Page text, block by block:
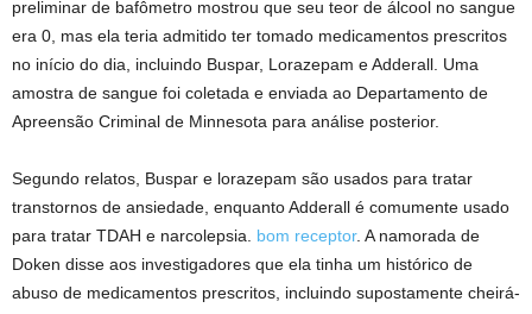
preliminar de bafômetro mostrou que seu teor de álcool no sangue
era 0, mas ela teria admitido ter tomado medicamentos prescritos
no início do dia, incluindo Buspar, Lorazepam e Adderall. Uma
amostra de sangue foi coletada e enviada ao Departamento de
Apreensão Criminal de Minnesota para análise posterior.
Segundo relatos, Buspar e lorazepam são usados ​​para tratar
transtornos de ansiedade, enquanto Adderall é comumente usado
para tratar TDAH e narcolepsia. bom receptor. A namorada de
Doken disse aos investigadores que ela tinha um histórico de
abuso de medicamentos prescritos, incluindo supostamente cheirá-